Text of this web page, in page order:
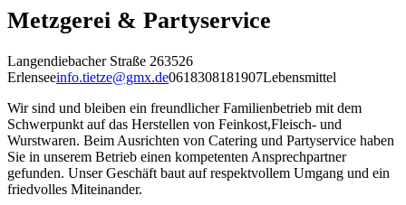
Metzgerei & Partyservice
Langendiebacher Straße 263526
Erlenseeinfo.tietze@gmx.de0618308181907Lebensmittel
Wir sind und bleiben ein freundlicher Familienbetrieb mit dem
Schwerpunkt auf das Herstellen von Feinkost,Fleisch- und
Wurstwaren. Beim Ausrichten von Catering und Partyservice haben
Sie in unserem Betrieb einen kompetenten Ansprechpartner
gefunden. Unser Geschäft baut auf respektvollem Umgang und ein
friedvolles Miteinander.